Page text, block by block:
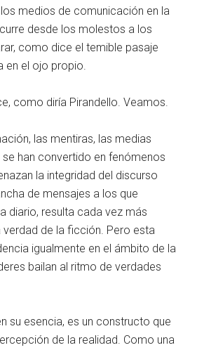
medios de comunicación en la
desde los molestos a los
como dice el temible pasaje
en el ojo propio.
como diría Pirandello. Veamos.
las mentiras, las medias
han convertido en fenómenos
la integridad del discurso
de mensajes a los que
diario, resulta cada vez más
de la ficción. Pero esta
igualmente en el ámbito de la
bailan al ritmo de verdades
su esencia, es un constructo que
de la realidad. Como una